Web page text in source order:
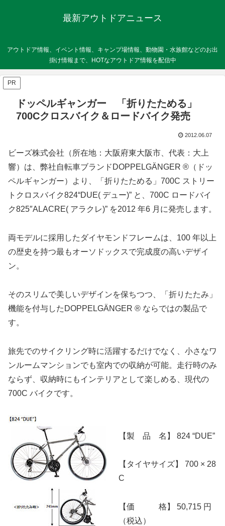
最新アウトドアニュース
アウトドア情報、イベント情報、キャンプ場情報、動物園・水族館などのお出
掛け情報まで、HOTなアウトドア情報を配信中
PR
ドッペルギャンガー 「折りたためる」
700Cクロスバイク＆ロードバイク発売
2012.06.07
ビーズ株式会社（所在地：大阪府東大阪市、代表：大上
響）は、弊社自転車ブランドDOPPELGÄNGER ®（ドッ
ペルギャンガー）より、「折りたためる」700C ストリー
トクロスバイク824“DUE( デュー)” と、700C ロードバイ
ク825″ALACRE( アラクレ)” を2012 年6 月に発売します。
両モデルに採用したダイヤモンドフレームは、100 年以上
の歴史を持つ最もオーソドックスで完成度の高いデザイ
ン。
そのスリムで美しいデザインを保ちつつ、「折りたたみ」
機能を付与したDOPPELGÄNGER ® ならではの製品で
す。
旅先でのサイクリング時に活躍するだけでなく、小さなワ
ンルームマンションでも室内での収納が可能。走行時のみ
ならず、収納時にもインテリアとして楽しめる、現代の
700C バイクです。
【製 品 名】 824 “DUE”
【タイヤサイズ】 700 × 28
C
【価 格】 50,715 円
（税込）